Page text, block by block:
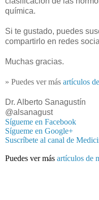
química.
Si te gustado, puedes
compartirlo en redes
Muchas gracias.
» Puedes ver más artículos
Dr. Alberto Sanagustín
@alsanagust
Sígueme en Facebook
Sígueme en Google+
Suscríbete al canal de
Puedes ver más artículos de